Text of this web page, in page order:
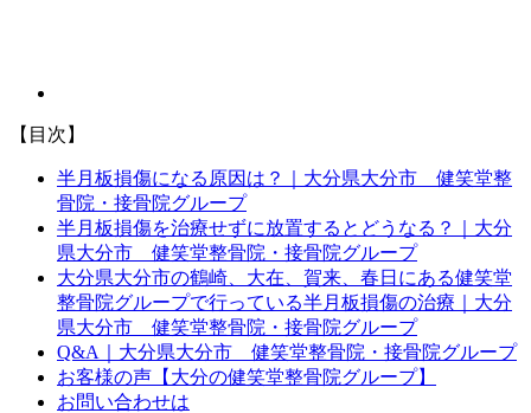
【目次】
半月板損傷になる原因は？｜大分県大分市 健笑堂整
骨院・接骨院グループ
半月板損傷を治療せずに放置するとどうなる？｜大分
県大分市 健笑堂整骨院・接骨院グループ
大分県大分市の鶴崎、大在、賀来、春日にある健笑堂
整骨院グループで行っている半月板損傷の治療｜大分
県大分市 健笑堂整骨院・接骨院グループ
Q&A｜大分県大分市 健笑堂整骨院・接骨院グループ
お客様の声【大分の健笑堂整骨院グループ】
お問い合わせは